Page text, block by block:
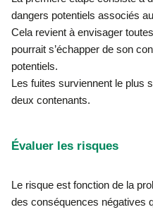
dangers potentiels associés
Cela revient à envisager
pourrait s’échapper de son
potentiels.
Les fuites surviennent le plus
deux contenants.
Évaluer les risques
Le risque est fonction de la
des conséquences négatives